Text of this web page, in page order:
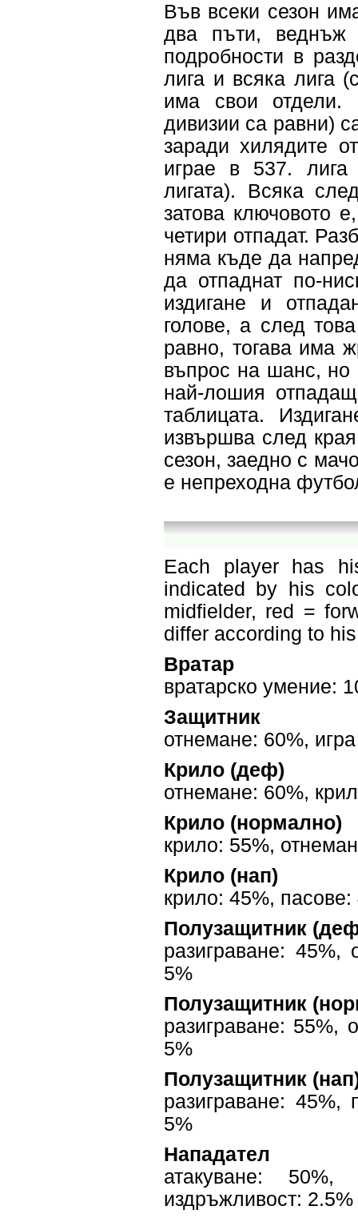
Във всеки сезон
два пъти, веднъж
подробности в
лига и всяка лига
има свои отдели.
дивизии са равни)
заради хилядите
играе в 537. лига
лигата). Всяка
затова ключовото
четири отпадат.
няма къде да
да отпаднат по-
издигане и
голове, а след
равно, тогава има
въпрос на шанс, но
най-лошия
таблицата.
извършва след
сезон, заедно с
е непреходна
Each player has
indicated by his
midfielder, red =
differ according to
Вратар
вратарско умение:
Защитник
отнемане: 60%,
Крило (деф)
отнемане: 60%,
Крило (нормално)
крило: 55%,
Крило (нап)
крило: 45%,
Полузащитник
разиграване: 45%,
5%
Полузащитник
разиграване: 55%,
5%
Полузащитник
разиграване: 45%,
5%
Нападател
атакуване:
издръжливост: 2.5%